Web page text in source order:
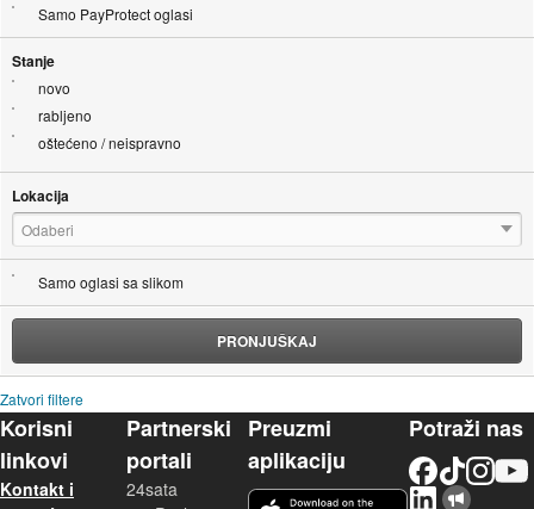
Samo PayProtect oglasi
Stanje
novo
rabljeno
oštećeno / neispravno
Lokacija
Odaberi
Samo oglasi sa slikom
PRONJUŠKAJ
Zatvori filtere
Korisni
linkovi
Kontakt i
Partnerski
portali
24sata
Preuzmi
aplikaciju
Potraži nas